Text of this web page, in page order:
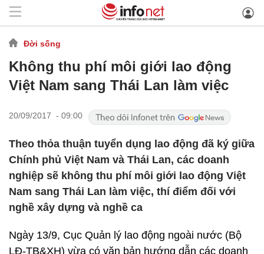
Đời sống
Không thu phí môi giới lao động
Việt Nam sang Thái Lan làm việc
20/09/2017 - 09:00
Theo thỏa thuận tuyển dụng lao động đã ký giữa
Chính phủ Việt Nam và Thái Lan, các doanh
nghiệp sẽ không thu phí môi giới lao động Việt
Nam sang Thái Lan làm việc, thí điểm đối với
nghề xây dựng và nghề ca
Ngày 13/9, Cục Quản lý lao động ngoài nước (Bộ
LĐ-TB&XH) vừa có văn bản hướng dẫn các doanh